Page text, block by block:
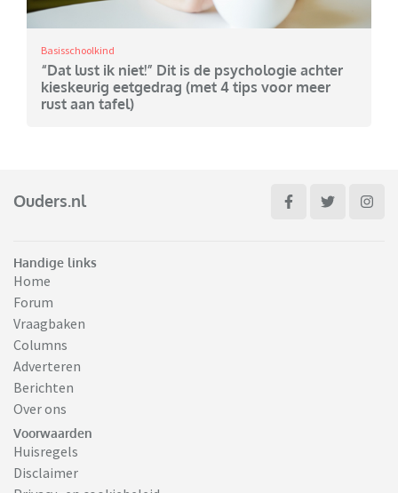
Basisschoolkind
“Dat lust ik niet!” Dit is de psychologie achter
kieskeurig eetgedrag (met 4 tips voor meer
rust aan tafel)
Ouders.nl
Handige links
Home
Forum
Vraagbaken
Columns
Adverteren
Berichten
Over ons
Voorwaarden
Huisregels
Disclaimer